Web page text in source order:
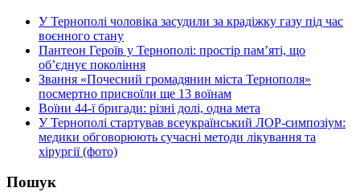
У Тернополі чоловіка засудили за крадіжку газу під час
воєнного стану
Пантеон Героїв у Тернополі: простір пам’яті, що
об’єднує покоління
Звання «Почесний громадянин міста Тернополя»
посмертно присвоїли ще 13 воїнам
Воїни 44-ї бригади: різні долі, одна мета
У Тернополі стартував всеукраїнський ЛОР-симпозіум:
медики обговорюють сучасні методи лікування та
хірургії (фото)
Пошук